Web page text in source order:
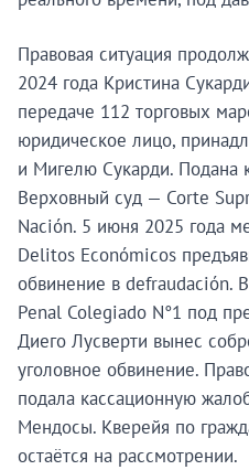
Правовая ситуация
2024 года Кристина
передаче 112 торговых
юридическое лицо,
и Мигелю Сукарди. Подана
Верховный суд — Corte
Nación. 5 июня 2025 года
Delitos Económicos
обвинение в defraudación.
Penal Colegiado N°1 под
Диего Лусверти вынес
уголовное обвинение.
подала кассационную
Мендосы. Кверейя по
остаётся на рассмотрении.